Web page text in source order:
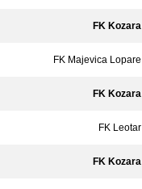
FK Kozara
FK Majevica Lopare
FK Kozara
FK Leotar
FK Kozara